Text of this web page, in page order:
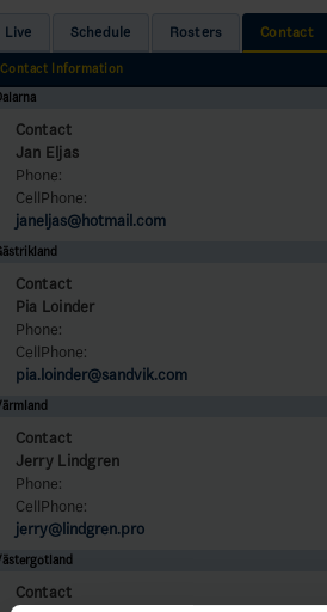
Live Schedule Rosters Contact
Contact Information
Contact
Jan Eljas
Phone:
CellPhone:
janeljas@hotmail.com
Contact
Pia Loinder
Phone:
CellPhone:
pia.loinder@sandvik.com
Contact
Jerry Lindgren
Phone:
CellPhone:
jerry@lindgren.pro
Contact